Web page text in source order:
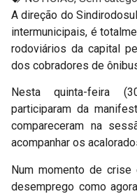
A direção do
intermunicipais, é
rodoviários da capital
dos cobradores de
Nesta quinta-feira
participaram da
compareceram na
acompanhar os
Num momento de
desemprego como